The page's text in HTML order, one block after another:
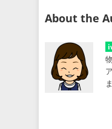
About the